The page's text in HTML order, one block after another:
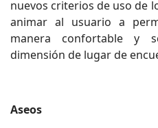
nuevos criterios de uso de
animar al usuario a
manera confortable y
dimensión de lugar de
Aseos